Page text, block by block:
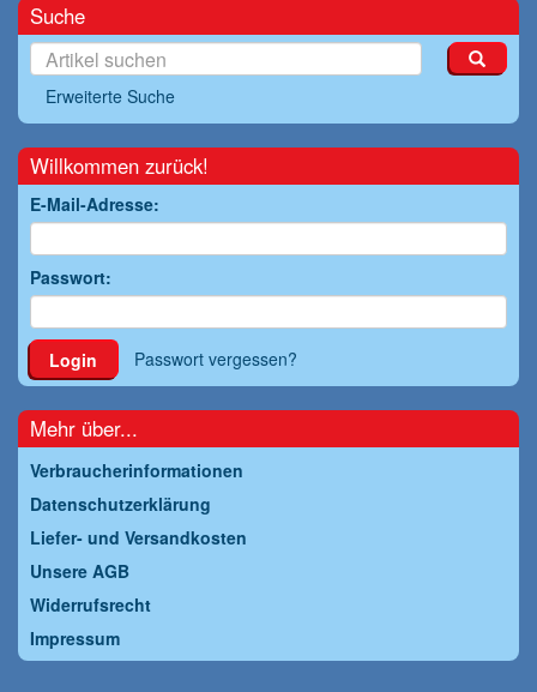
Suche
Erweiterte Suche
Willkommen zurück!
E-Mail-Adresse:
Passwort:
Login Passwort vergessen?
Mehr über...
Verbraucherinformationen
Datenschutzerklärung
Liefer- und Versandkosten
Unsere AGB
Widerrufsrecht
Impressum